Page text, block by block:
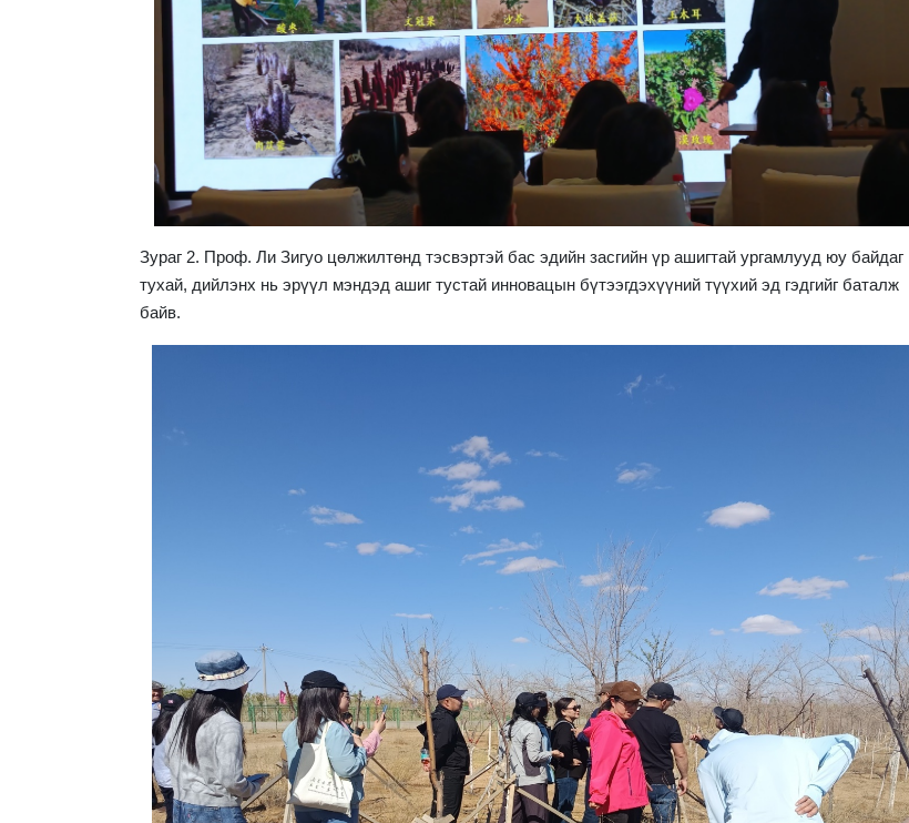
Зураг 2. Проф. Ли Зигуо цөлжилтөнд тэсвэртэй бас эдийн засгийн үр ашигтай ургамлууд юу байдаг
тухай, дийлэнх нь эрүүл мэндэд ашиг тустай инновацын бүтээгдэхүүний түүхий эд гэдгийг баталж
байв.